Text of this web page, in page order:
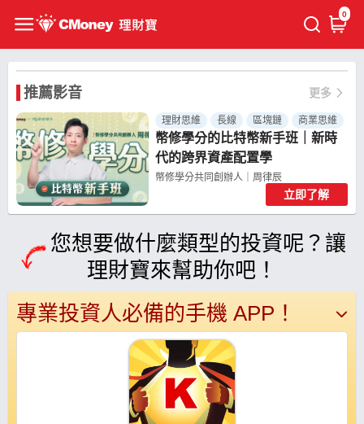
0
推薦影音 更多
共 4 個章節
幣修學分的比特幣新手班｜新時
代的跨界資產配置學
理財思維 長線 區塊鏈 商業思維
幣修學分共同創辦人｜周律辰
立即了解
您想要做什麼類型的投資呢？讓
理財寶來幫助你吧！
專業投資人必備的手機 APP！